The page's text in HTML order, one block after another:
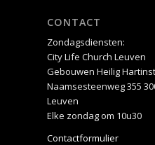
CONTACT
Zondagsdiensten:
City Life Church Leuven
Gebouwen Heilig
Naamsesteenweg 355
Leuven
Elke zondag om 10u30
Contactformulier